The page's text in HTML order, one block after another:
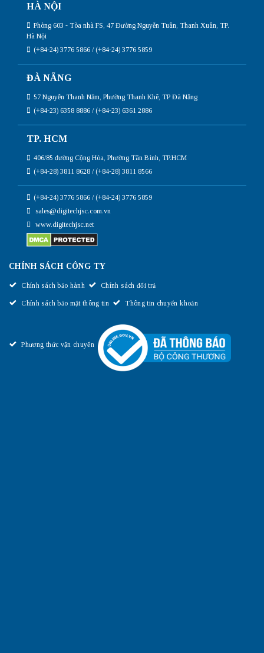
HÀ NỘI
Phòng 603 - Tòa nhà FS, 47 Đường Nguyễn Tuân, Thanh Xuân, TP.
Hà Nội
(+84-24) 3776 5866 / (+84-24) 3776 5859
ĐÀ NẴNG
57 Nguyễn Thanh Năm, Phường Thanh Khê, TP Đà Nẵng
(+84-23) 6358 8886 / (+84-23) 6361 2886
TP. HCM
406/85 đường Cộng Hòa, Phường Tân Bình, TP.HCM
(+84-28) 3811 8628 / (+84-28) 3811 8566
(+84-24) 3776 5866 / (+84-24) 3776 5859
sales@digitechjsc.com.vn
www.digitechjsc.net
CHÍNH SÁCH CÔNG TY
Chính sách bảo hành Chính sách đổi trả
Chính sách bảo mật thông tin Thông tin chuyển khoản
Phương thức vận chuyển